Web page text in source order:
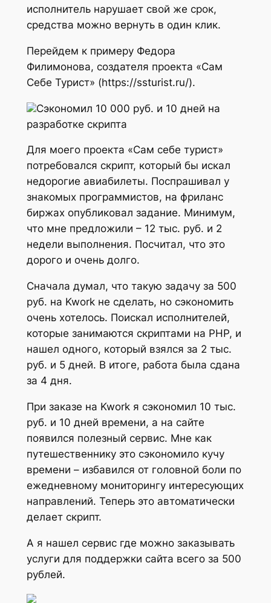
исполнитель нарушает свой же срок,
средства можно вернуть в один клик.
Перейдем к примеру Федора
Филимонова, создателя проекта «Сам
Себе Турист» (https://ssturist.ru/).
Сэкономил 10 000 руб. и 10 дней на
разработке скрипта
Для моего проекта «Сам себе турист»
потребовался скрипт, который бы искал
недорогие авиабилеты. Поспрашивал у
знакомых программистов, на фриланс
биржах опубликовал задание. Минимум,
что мне предложили – 12 тыс. руб. и 2
недели выполнения. Посчитал, что это
дорого и очень долго.
Сначала думал, что такую задачу за 500
руб. на Kwork не сделать, но сэкономить
очень хотелось. Поискал исполнителей,
которые занимаются скриптами на PHP, и
нашел одного, который взялся за 2 тыс.
руб. и 5 дней. В итоге, работа была сдана
за 4 дня.
При заказе на Kwork я сэкономил 10 тыс.
руб. и 10 дней времени, а на сайте
появился полезный сервис. Мне как
путешественнику это сэкономило кучу
времени – избавился от головной боли по
ежедневному мониторингу интересующих
направлений. Теперь это автоматически
делает скрипт.
А я нашел сервис где можно заказывать
услуги для поддержки сайта всего за 500
рублей.